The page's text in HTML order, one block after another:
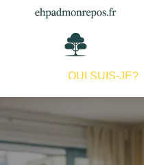
QUI SUIS-JE?